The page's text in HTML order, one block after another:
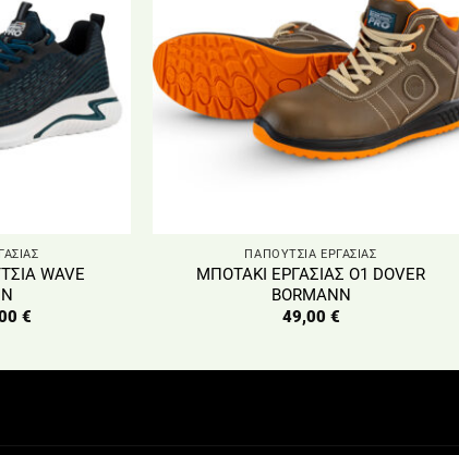
WAVE
€
ΠΑΠΟΥΤΣΙΑ ΕΡΓΑΣΙΑΣ
ΜΠΟΤΑΚΙ ΕΡΓΑΣΙΑΣ O1 DOVER
BORMANN
49,00 €